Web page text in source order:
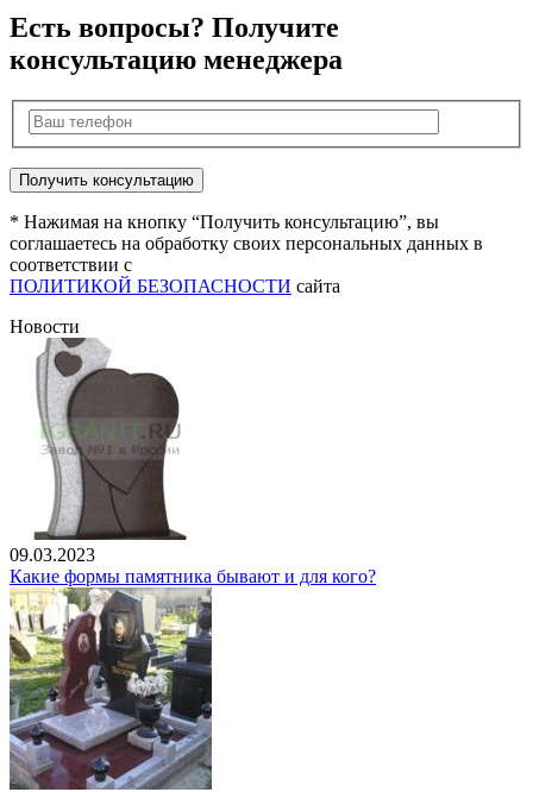
Есть вопросы? Получите
консультацию менеджера
* Нажимая на кнопку “Получить консультацию”, вы
соглашаетесь на обработку своих персональных данных в
соответствии с
ПОЛИТИКОЙ БЕЗОПАСНОСТИ сайта
Новости
09.03.2023
Какие формы памятника бывают и для кого?